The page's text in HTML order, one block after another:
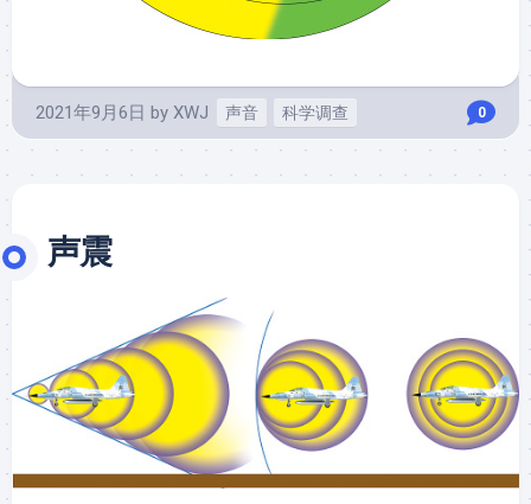
2021年9月6日 by XWJ 声音 科学调查 0
声震